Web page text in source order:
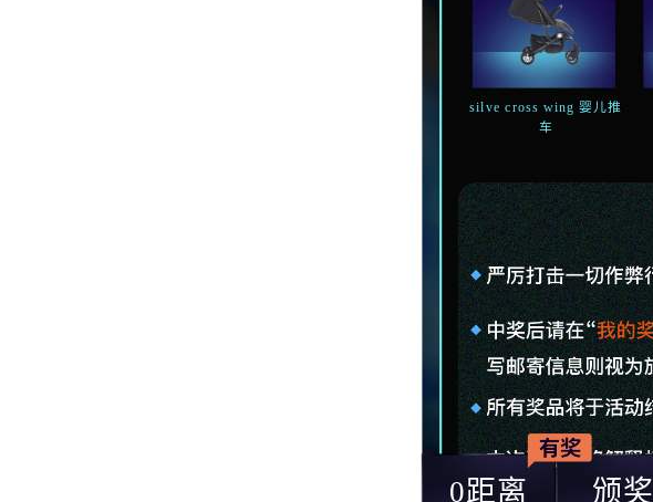
silve cross wing 婴儿推
车
0距离 颁奖